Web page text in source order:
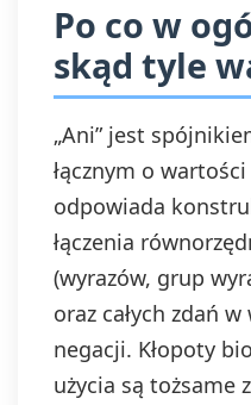
Po co w
skąd tyle
„Ani” jest
łącznym o
odpowiada
łączenia
(wyrazów, grup
oraz całych zdań
negacji. Kłopoty
użycia są tożsame